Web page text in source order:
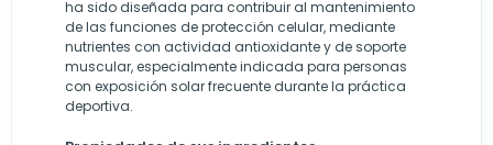
ha sido diseñada para contribuir al mantenimiento
de las funciones de protección celular, mediante
nutrientes con actividad antioxidante y de soporte
muscular, especialmente indicada para personas
con exposición solar frecuente durante la práctica
deportiva.